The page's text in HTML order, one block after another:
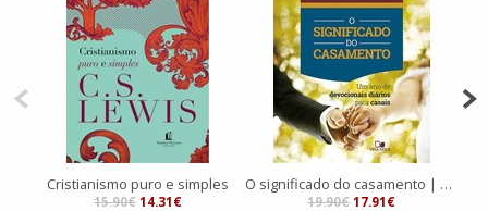
Cristianismo puro e simples
15.90€ 14.31€
O significado do casamento | Devocional |
19.90€ 17.91€